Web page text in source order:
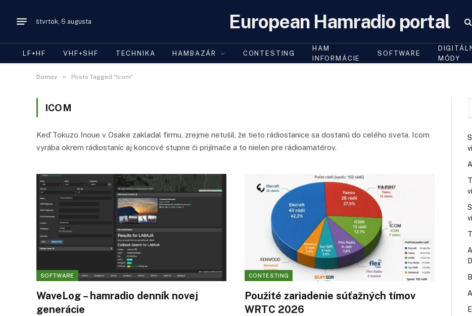
štvrtok, 6 augusta European Hamradio portal
LF+HF VHF+SHF TECHNIKA HAMBAZÁR CONTESTING
HAM
INFORMÁCIE
SOFTWARE
MÓDY
Domov » Posts Tagged "Icom"
ICOM
Keď Tokuzo Inoue v Osake zakladal firmu, zrejme netušil, že tieto rádiostanice sa dostanú do celého sveta. Icom
vyrába okrem rádiostaníc aj koncové stupne či prijímače a to nielen pre rádioamatérov.
SOFTWARE
WaveLog – hamradio denník novej
generácie
CONTESTING
Použité zariadenie súťažných tímov
WRTC 2026